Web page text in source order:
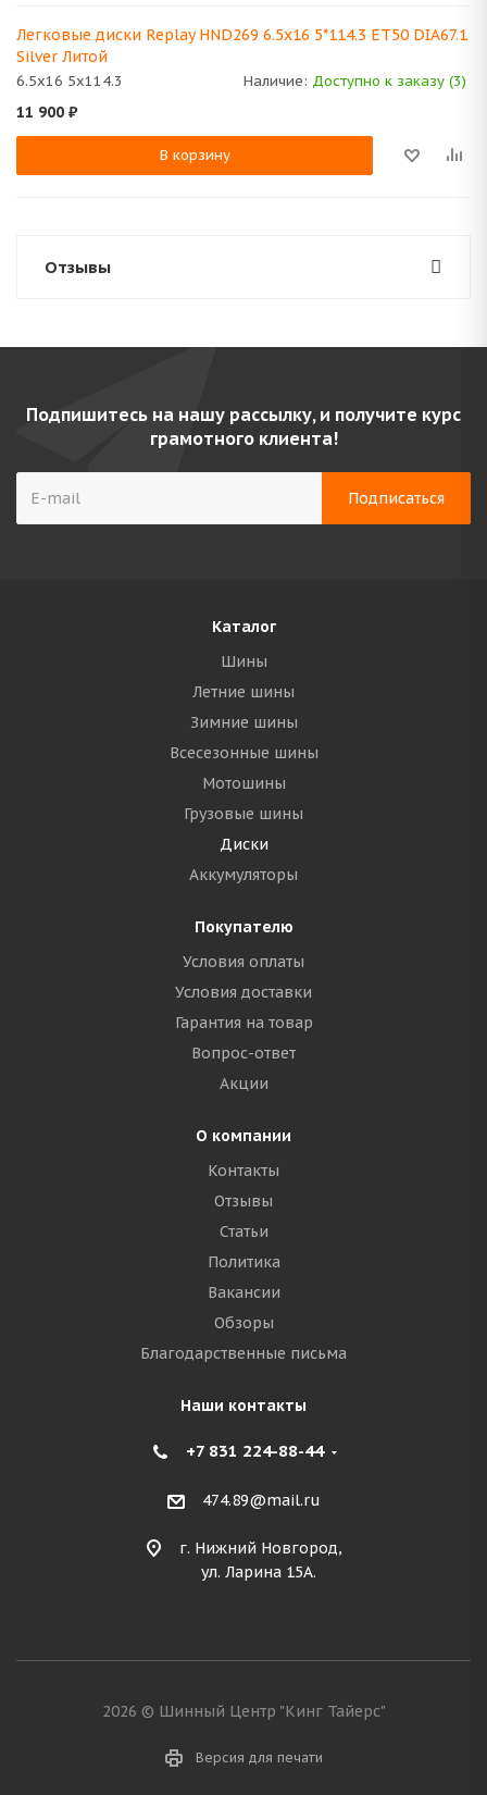
Легковые диски Replay HND269 6.5x16 5*114.3 ET50 DIA67.1
Silver Литой
6.5x16 5x114.3 Наличие: Доступно к заказу (3)
11 900 ₽
В корзину
Отзывы
Подпишитесь на нашу рассылку, и получите курс
грамотного клиента!
Каталог
Шины
Летние шины
Зимние шины
Всесезонные шины
Мотошины
Грузовые шины
Диски
Аккумуляторы
Покупателю
Условия оплаты
Условия доставки
Гарантия на товар
Вопрос-ответ
Акции
О компании
Контакты
Отзывы
Статьи
Политика
Вакансии
Обзоры
Благодарственные письма
Наши контакты
+7 831 224-88-44
474.89@mail.ru
г. Нижний Новгород,
ул. Ларина 15А.
2026 © Шинный Центр "Кинг Тайерс"
Версия для печати